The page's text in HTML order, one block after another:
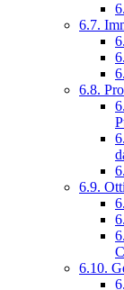
6.7.
6.8.
6.9.
6.10.